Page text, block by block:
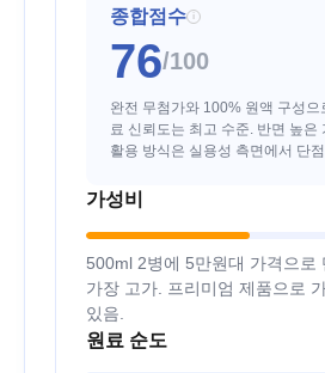
종합점수 i
76/100
완전 무첨가와 100% 원액 구성으
료 신뢰도는 최고 수준. 반면 높은
활용 방식은 실용성 측면에서 단
가성비
500ml 2병에 5만원대 가격으로
가장 고가. 프리미엄 제품으로
있음.
원료 순도